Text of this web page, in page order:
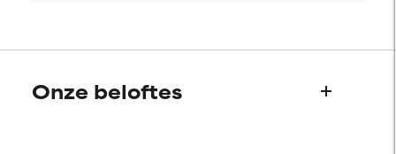
Onze beloftes